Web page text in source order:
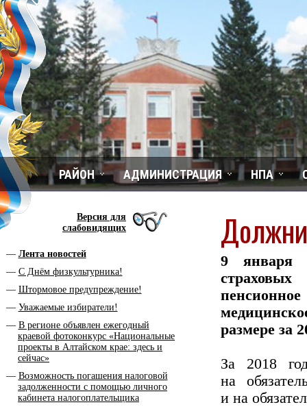
РАЙОН АДМИНИСТРАЦИЯ НПА
Версия для
слабовидящих
Лента новостей
С Днём физкультурника!
Штормовое предупреждение!
Уважаемые избиратели!
В регионе объявлен ежегодный
краевой фотоконкурс «Национальные
проекты в Алтайском крае: здесь и
сейчас»
Возможность погашения налоговой
задолженности с помощью личного
кабинета налогоплательщика
9 января
размере за
За 2018
на
и на